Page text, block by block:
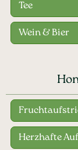
Tee
Wein & Bier
Herzhafte